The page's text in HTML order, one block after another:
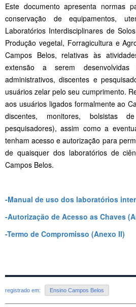
Este documento apresenta normas
conservação de equipamentos,
Laboratórios Interdisciplinares de
Produção vegetal, Forragicultura e
Campos Belos, relativas às
extensão a serem
administrativos, discentes e
usuários zelar pelo seu cumprimento.
aos usuários ligados formalmente ao
discentes, monitores, bolsistas
pesquisadores), assim como a
tenham acesso e autorização para
de quaisquer dos laboratórios de
Campos Belos.
-Manual de uso dos laboratórios
-Autorização de Acesso as Chaves
-Termo de Compromisso (Anexo II)
registrado em: Ensino Campos Belos